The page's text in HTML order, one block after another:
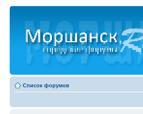
Список форумов